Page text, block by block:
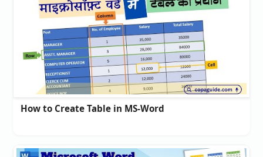
How to Create Table in MS-Word